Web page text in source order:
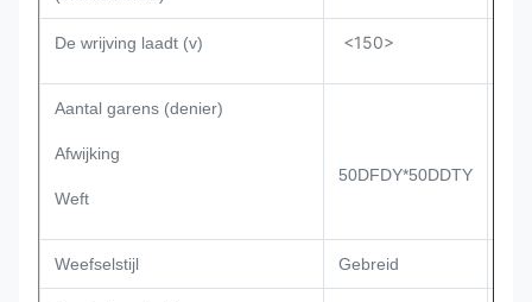
De wrijving laadt (v) <150>
Aantal garens (denier)
Afwijking
Weft
50DFDY*50DDTY
Weefselstijl Gebreid